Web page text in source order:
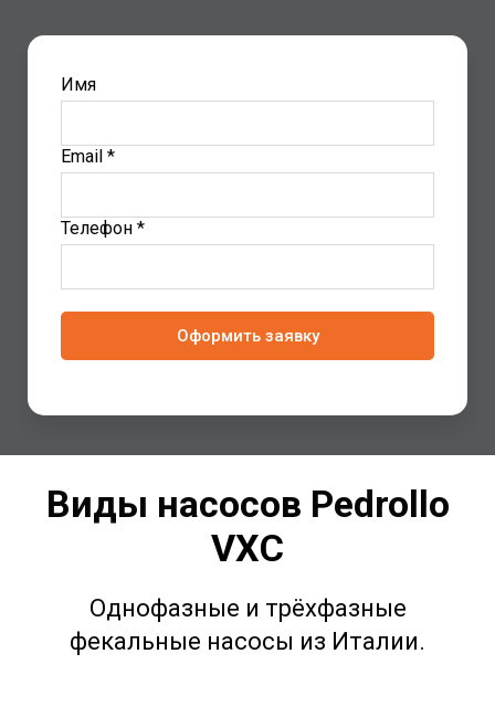
Имя
Email *
Телефон *
Оформить заявку
Виды насосов Pedrollo
VXC
Однофазные и трёхфазные
фекальные насосы из Италии.